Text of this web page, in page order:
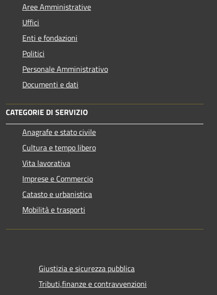
Aree Amministrative
Uffici
Enti e fondazioni
Politici
Personale Amministrativo
Documenti e dati
CATEGORIE DI SERVIZIO
Anagrafe e stato civile
Cultura e tempo libero
Vita lavorativa
Imprese e Commercio
Catasto e urbanistica
Mobilità e trasporti
Giustizia e sicurezza pubblica
Tributi,finanze e contravvenzioni